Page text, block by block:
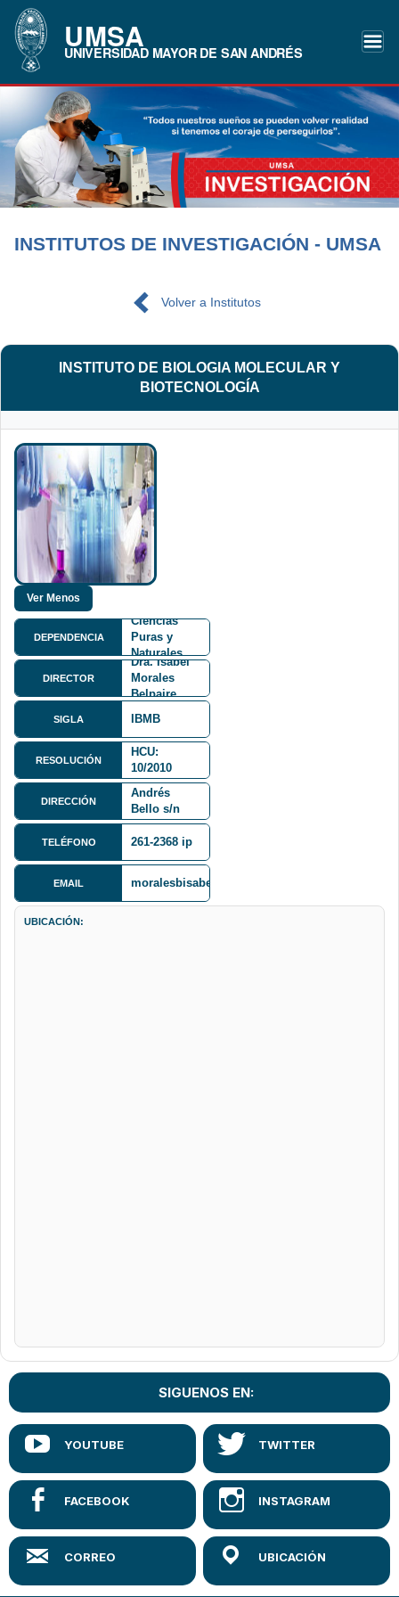
UMSA
UNIVERSIDAD MAYOR DE SAN ANDRÉS
INSTITUTOS DE INVESTIGACIÓN - UMSA
Volver a Institutos
INSTITUTO DE BIOLOGIA MOLECULAR Y
BIOTECNOLOGÍA
DEPENDENCIA
Ciencias
Puras y
Naturales
FCPN
DIRECTOR
Dra. Isabel
Morales
Belpaire
SIGLA IBMB
RESOLUCIÓN
HCU:
10/2010
DIRECCIÓN
Calle 27 y
Andrés
Bello s/n
Cota Cota
TELÉFONO 261-2368 ip
EMAIL moralesbisabel@gmail.com
UBICACIÓN:
SIGUENOS EN: